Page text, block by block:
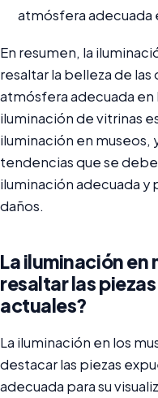
atmósfera adecuada
En resumen, la
resaltar la belleza de las
atmósfera adecuada en
iluminación de vitrinas
iluminación en museos,
tendencias que se
iluminación adecuada
daños.
La iluminación en
resaltar las
actuales?
La iluminación en los
destacar las piezas
adecuada para su